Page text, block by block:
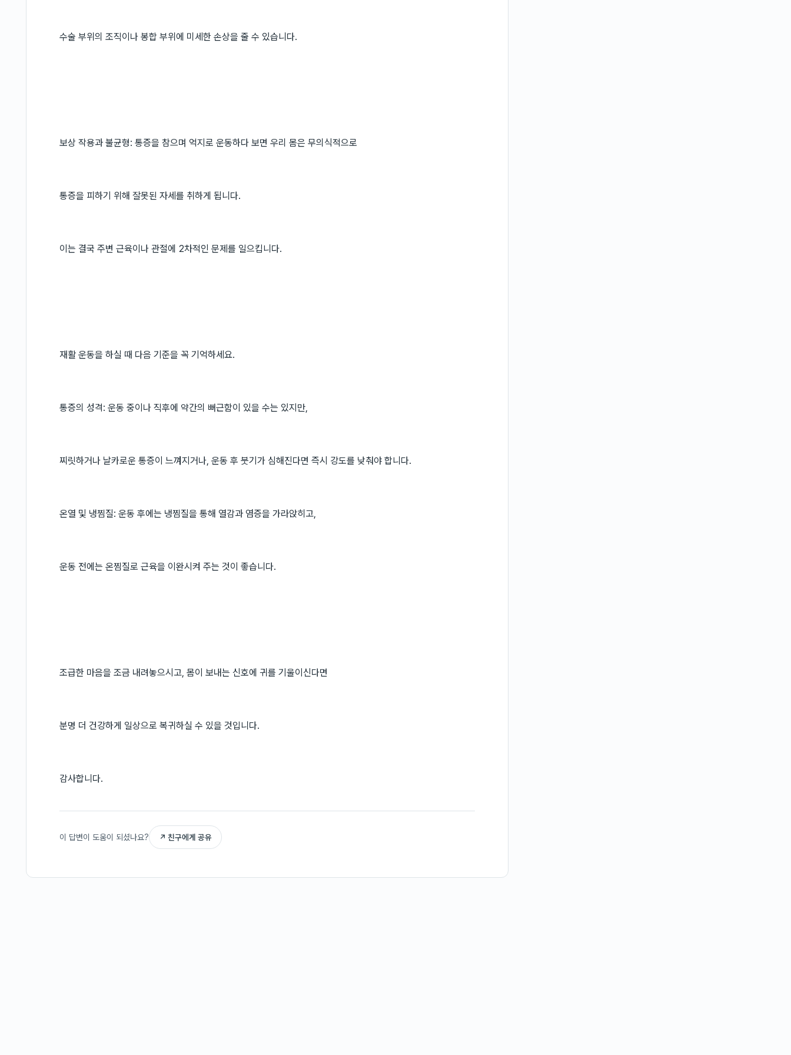
수술 부위의 조직이나 봉합 부위에 미세한 손상을 줄 수 있습니다.
보상 작용과 불균형: 통증을 참으며 억지로 운동하다 보면 우리 몸은 무의식적으로
통증을 피하기 위해 잘못된 자세를 취하게 됩니다.
이는 결국 주변 근육이나 관절에 2차적인 문제를 일으킵니다.
재활 운동을 하실 때 다음 기준을 꼭 기억하세요.
통증의 성격: 운동 중이나 직후에 약간의 뻐근함이 있을 수는 있지만,
찌릿하거나 날카로운 통증이 느껴지거나, 운동 후 붓기가 심해진다면 즉시 강도를 낮춰야 합니다.
온열 및 냉찜질: 운동 후에는 냉찜질을 통해 열감과 염증을 가라앉히고,
운동 전에는 온찜질로 근육을 이완시켜 주는 것이 좋습니다.
조급한 마음을 조금 내려놓으시고, 몸이 보내는 신호에 귀를 기울이신다면
분명 더 건강하게 일상으로 복귀하실 수 있을 것입니다.
감사합니다.
이 답변이 도움이 되셨나요? ↗ 친구에게 공유